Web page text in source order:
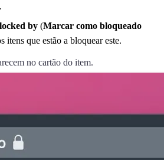
by (Marcar como bloqueado
itens que estão a bloquear este.
no cartão do item.